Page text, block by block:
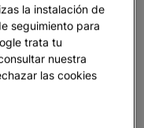
la instalación de
seguimiento para
trata tu
nuestra
las cookies